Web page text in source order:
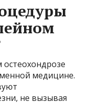
медицине.
не вызывая